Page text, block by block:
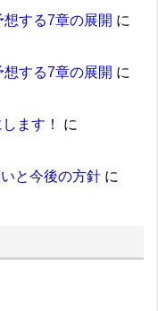
想する7章の展開 に
想する7章の展開 に
ます！
に
と今後の方針 に